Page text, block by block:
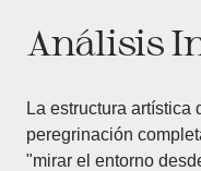
Análisis
La estructura artística
peregrinación
"mirar el entorno